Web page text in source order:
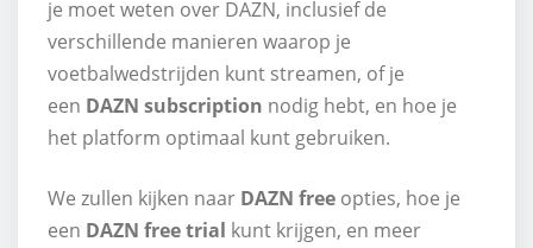
je moet weten over DAZN, inclusief de
verschillende manieren waarop je
voetbalwedstrijden kunt streamen, of je
een DAZN subscription nodig hebt, en hoe je
het platform optimaal kunt gebruiken.
We zullen kijken naar DAZN free opties, hoe je
een DAZN free trial kunt krijgen, en meer